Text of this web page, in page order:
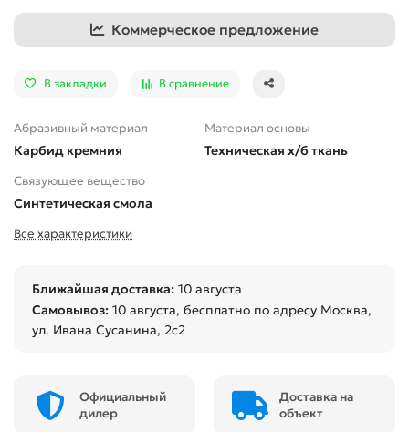
Коммерческое предложение
В закладки В сравнение
Абразивный материал
Карбид кремния
Материал основы
Техническая х/б ткань
Связующее вещество
Синтетическая смола
Все характеристики
Ближайшая доставка: 10 августа
Самовывоз: 10 августа, бесплатно по адресу Москва,
ул. Ивана Сусанина, 2с2
Официальный
дилер
Доставка на
объект